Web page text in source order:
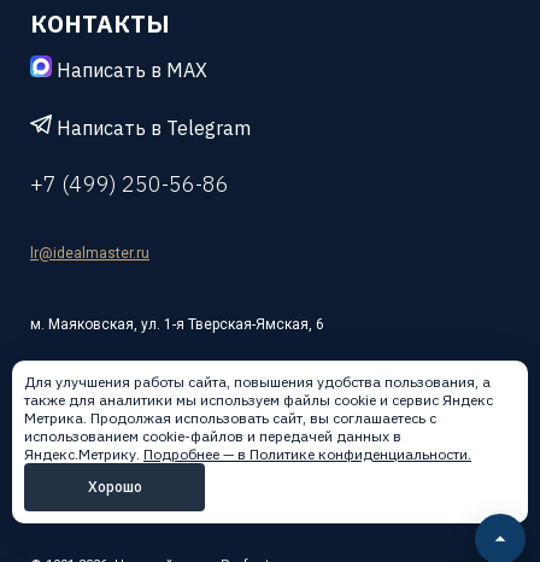
КОНТАКТЫ
Написать в MAX
Написать в Telegram
+7 (499) 250-56-86
lr@idealmaster.ru
м. Маяковская, ул. 1-я Тверская-Ямская, 6
Написать в:
Для улучшения работы сайта, повышения удобства пользования, а
также для аналитики мы используем файлы cookie и сервис Яндекс
Метрика. Продолжая использовать сайт, вы соглашаетесь с
использованием cookie-файлов и передачей данных в
Яндекс.Метрику. Подробнее — в Политике конфиденциальности.
Хорошо